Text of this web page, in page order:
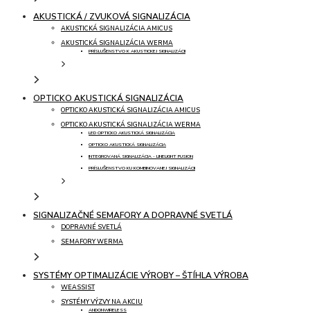
AKUSTICKÁ / ZVUKOVÁ SIGNALIZÁCIA
AKUSTICKÁ SIGNALIZÁCIA AMICUS
AKUSTICKÁ SIGNALIZÁCIA WERMA
PRÍSLUŠENSTVO K AKUSTICKEJ SIGNALIZÁCII
OPTICKO AKUSTICKÁ SIGNALIZÁCIA
OPTICKO AKUSTICKÁ SIGNALIZÁCIA AMICUS
OPTICKO AKUSTICKÁ SIGNALIZÁCIA WERMA
LED OPTICKO AKUSTICKÁ SIGNALIZÁCIA
OPTICKO AKUSTICKÁ SIGNALIZÁCIA
INTEGROVANÁ SIGNALIZÁCIA - LINELIGHT FUSION
PRÍSLUŠENSTVO KU KOMBINOVANEJ SIGNALIZÁCII
SIGNALIZAČNÉ SEMAFORY A DOPRAVNÉ SVETLÁ
DOPRAVNÉ SVETLÁ
SEMAFORY WERMA
SYSTÉMY OPTIMALIZÁCIE VÝROBY – ŠTÍHLA VÝROBA
WEASSIST
SYSTÉMY VÝZVY NA AKCIU
ANDONWIRELESS